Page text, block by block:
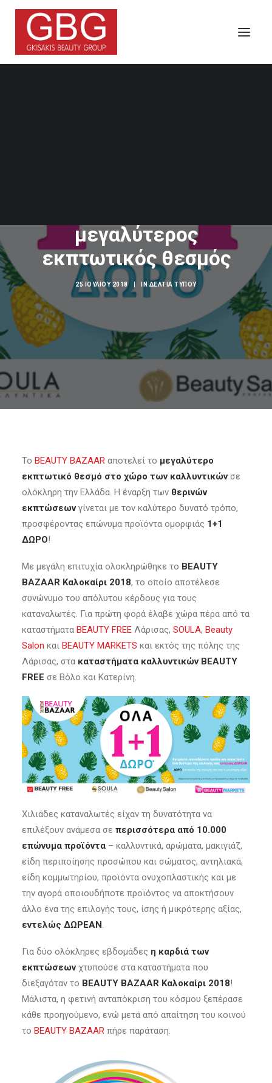
μεγαλύτερος
εκπτωτικός θεσμός
25 ΙΟΥΛΊΟΥ 2018 | IN ΔΕΛΤΙΑ ΤΥΠΟΥ
Το BEAUTY BAZAAR αποτελεί το μεγαλύτερο
εκπτωτικό θεσμό στο χώρο των καλλυντικώνσε
ολόκληρη την Ελλάδα. Η έναρξη των θερινών
εκπτώσεωνγίνεται με τον καλύτερο δυνατό τρόπο,
προσφέροντας επώνυμα προϊόντα ομορφιάς 1+1
ΔΩΡΟ!
Με μεγάλη επιτυχία ολοκληρώθηκε το BEAUTY
BAZAAR Καλοκαίρι 2018, το οποίο αποτέλεσε
συνώνυμο του απόλυτου κέρδους για τους
καταναλωτές. Για πρώτη φορά έλαβε χώρα πέρα από τα
καταστήματα BEAUTY FREE Λάρισας, SOULA, Beauty
Salon και BEAUTY MARKETS και εκτός της πόλης της
Λάρισας, στα καταστήματα καλλυντικών BEAUTY
FREE σε Βόλο και Κατερίνη.
Χιλιάδες καταναλωτές είχαν τη δυνατότητα να
επιλέξουν ανάμεσα σε περισσότερα από 10.000
επώνυμα προϊόντα – καλλυντικά, αρώματα, μακιγιάζ,
είδη περιποίησης προσώπου και σώματος, αντηλιακά,
είδη κομμωτηρίου, προϊόντα ονυχοπλαστικής και με
την αγορά οποιουδήποτε προϊόντος να αποκτήσουν
άλλο ένα της επιλογής τους, ίσης ή μικρότερης αξίας,
εντελώς ΔΩΡΕΑΝ.
Για δύο ολόκληρες εβδομάδες η καρδιά των
εκπτώσεωνχτυπούσε στα καταστήματα που
διεξαγόταν το BEAUTY BAZAAR Καλοκαίρι 2018!
Μάλιστα, η φετινή ανταπόκριση του κόσμου ξεπέρασε
κάθε προηγούμενο, ενώ μετά από απαίτηση του κοινού
το BEAUTY BAZAAR πήρε παράταση.